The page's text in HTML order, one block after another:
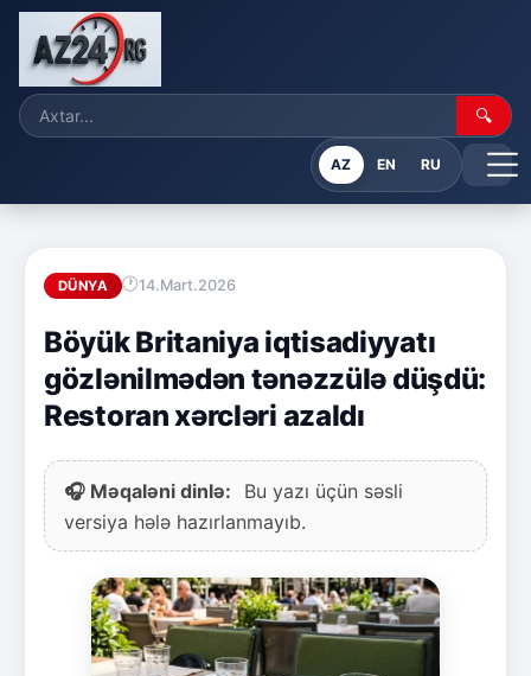
🔍
AZ EN RU
DÜNYA 14.Mart.2026
Böyük Britaniya iqtisadiyyatı
gözlənilmədən tənəzzülə düşdü:
Restoran xərcləri azaldı
🎧 Məqaləni dinlə:
Bu yazı üçün səsli
versiya hələ hazırlanmayıb.